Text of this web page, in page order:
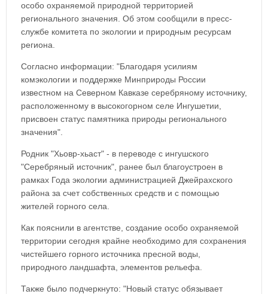
особо охраняемой природной территорией
регионального значения. Об этом сообщили в пресс-
службе комитета по экологии и природным ресурсам
региона.
Согласно информации: "Благодаря усилиям
комэкологии и поддержке Минприроды России
известном на Северном Кавказе серебряному источнику,
расположенному в высокогорном селе Ингушетии,
присвоен статус памятника природы регионального
значения".
Родник "Хьовр-хьаст" - в переводе с ингушского
"Серебряный источник", ранее был благоустроен в
рамках Года экологии администрацией Джейрахского
района за счет собственных средств и с помощью
жителей горного села.
Как пояснили в агентстве, создание особо охраняемой
территории сегодня крайне необходимо для сохранения
чистейшего горного источника пресной воды,
природного ландшафта, элементов рельефа.
Также было подчеркнуто: "Новый статус обязывает